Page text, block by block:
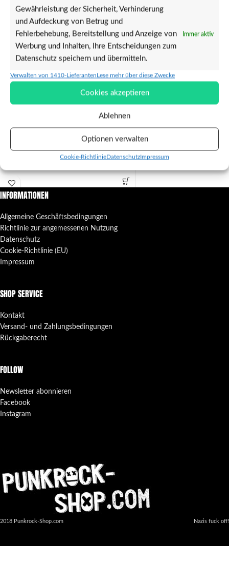
Gewährleistung der Sicherheit, Verhinderung
und Aufdeckung von Betrug und
Fehlerbehebung, Bereitstellung und Anzeige von
Werbung und Inhalten, Ihre Entscheidungen zum
Datenschutz speichern und übermitteln.
Immer aktiv
Verwalten von 1410-LieferantenLese mehr über diese Zwecke
Cookies akzeptieren
Ablehnen
Optionen verwalten
Cookie-RichtlinieDatenschutzImpressum
I Speak Fluently In Movie Quotes
(Metalpin)
Filme sind etwas Besonderes! Zeig es
jedem, dass du ein Movie-Nerd bist!
Kellergeister – Button
25mm
INFORMATIONEN
Allgemeine Geschäftsbedingungen
Richtlinie zur angemessenen Nutzung
Datenschutz
Cookie-Richtlinie (EU)
Impressum
SHOP SERVICE
Kontakt
Versand- und Zahlungsbedingungen
Rückgaberecht
FOLLOW
Newsletter abonnieren
Facebook
Instagram
2018 Punkrock-Shop.com Nazis fuck off!